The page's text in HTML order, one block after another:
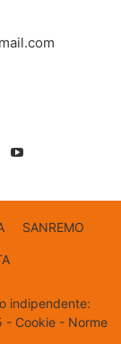
SANREMO
indipendente:
- Cookie- Norme